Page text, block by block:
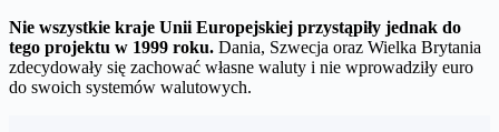
Nie wszystkie kraje Unii Europejskiej przystąpiły jednak do
tego projektu w 1999 roku. Dania, Szwecja oraz Wielka Brytania
zdecydowały się zachować własne waluty i nie wprowadziły euro
do swoich systemów walutowych.